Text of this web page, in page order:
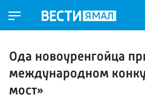
Ода новоуренгойца
международном
мост»